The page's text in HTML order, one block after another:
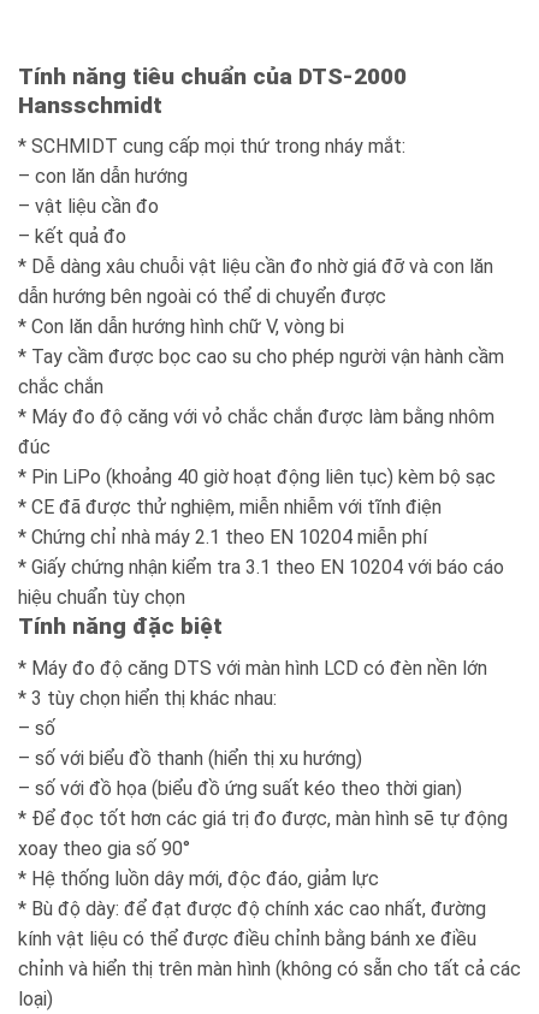
Tính năng tiêu chuẩn của DTS-2000
Hansschmidt
* SCHMIDT cung cấp mọi thứ trong nháy mắt:
– con lăn dẫn hướng
– vật liệu cần đo
– kết quả đo
* Dễ dàng xâu chuỗi vật liệu cần đo nhờ giá đỡ và con lăn
dẫn hướng bên ngoài có thể di chuyển được
* Con lăn dẫn hướng hình chữ V, vòng bi
* Tay cầm được bọc cao su cho phép người vận hành cầm
chắc chắn
* Máy đo độ căng với vỏ chắc chắn được làm bằng nhôm
đúc
* Pin LiPo (khoảng 40 giờ hoạt động liên tục) kèm bộ sạc
* CE đã được thử nghiệm, miễn nhiễm với tĩnh điện
* Chứng chỉ nhà máy 2.1 theo EN 10204 miễn phí
* Giấy chứng nhận kiểm tra 3.1 theo EN 10204 với báo cáo
hiệu chuẩn tùy chọn
Tính năng đặc biệt
* Máy đo độ căng DTS với màn hình LCD có đèn nền lớn
* 3 tùy chọn hiển thị khác nhau:
– số
– số với biểu đồ thanh (hiển thị xu hướng)
– số với đồ họa (biểu đồ ứng suất kéo theo thời gian)
* Để đọc tốt hơn các giá trị đo được, màn hình sẽ tự động
xoay theo gia số 90°
* Hệ thống luồn dây mới, độc đáo, giảm lực
* Bù độ dày: để đạt được độ chính xác cao nhất, đường
kính vật liệu có thể được điều chỉnh bằng bánh xe điều
chỉnh và hiển thị trên màn hình (không có sẵn cho tất cả các
loại)